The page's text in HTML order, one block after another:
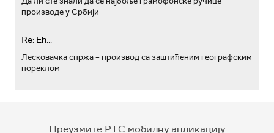
производе у Србији
Re: Eh...
Лесковачка спржа – производ са заштићеним географским
пореклом
Преузмите РТС мобилну апликацију